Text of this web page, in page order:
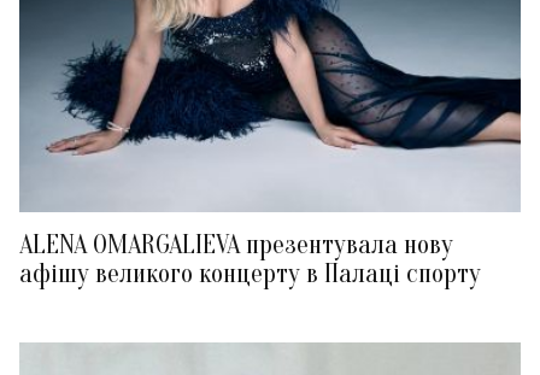
ALENA OMARGALIEVA презентувала нову
афішу великого концерту в Палаці спорту